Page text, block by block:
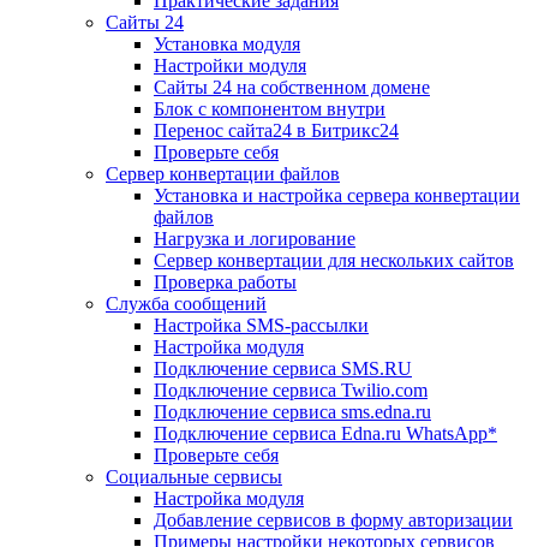
Сайты 24
Установка модуля
Настройки модуля
Сайты 24 на собственном домене
Блок с компонентом внутри
Перенос сайта24 в Битрикс24
Проверьте себя
Сервер конвертации файлов
Установка и настройка сервера конвертации
файлов
Нагрузка и логирование
Сервер конвертации для нескольких сайтов
Проверка работы
Служба сообщений
Настройка SMS-рассылки
Настройка модуля
Подключение сервиса SMS.RU
Подключение сервиса Twilio.com
Подключение сервиса sms.edna.ru
Подключение сервиса Edna.ru WhatsApp*
Проверьте себя
Социальные сервисы
Настройка модуля
Добавление сервисов в форму авторизации
Примеры настройки некоторых сервисов